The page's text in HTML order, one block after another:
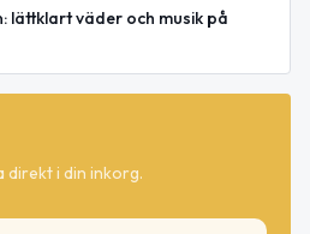
lättklart väder och musik på
direkt i din inkorg.